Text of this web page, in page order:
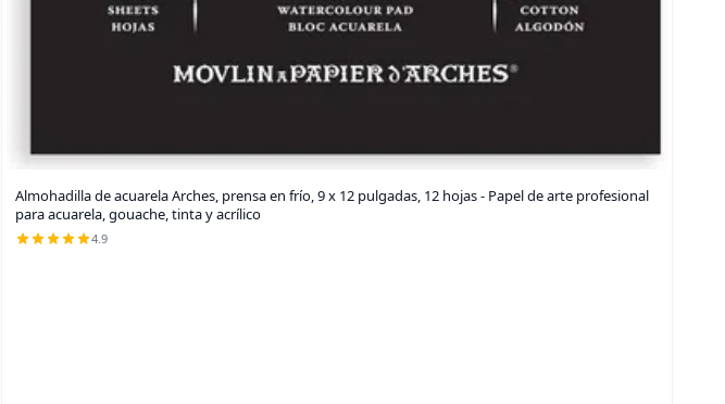
Almohadilla de acuarela Arches, prensa en frío, 9 x 12 pulgadas, 12 hojas - Papel de arte profesional
para acuarela, gouache, tinta y acrílico
4.9